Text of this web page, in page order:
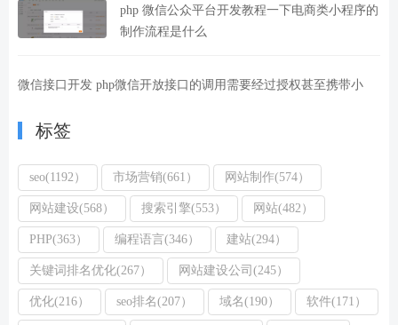
php 微信公众平台开发教程一下电商类小程序的
制作流程是什么
微信接口开发 php微信开放接口的调用需要经过授权甚至携带小
标签
seo(1192） 市场营销(661） 网站制作(574）
网站建设(568） 搜索引擎(553） 网站(482）
PHP(363） 编程语言(346） 建站(294）
关键词排名优化(267） 网站建设公司(245）
优化(216） seo排名(207） 域名(190） 软件(171）